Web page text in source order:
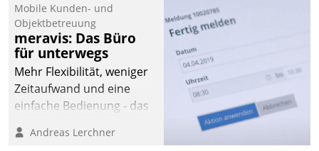
Mobile Kunden- und
Objektbetreuung
meravis: Das Büro
für unterwegs
Mehr Flexibilität, weniger
Zeitaufwand und eine
einfache Bedienung - das
Cockpit für mobile
Andreas Lerchner